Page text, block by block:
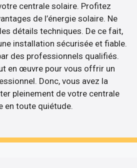
centrale solaire. Profitez
de l’énergie solaire. Ne
détails techniques. De ce fait,
installation sécurisée et fiable.
des professionnels qualifiés.
en œuvre pour vous offrir un
Donc, vous avez la
pleinement de votre centrale
en toute quiétude.